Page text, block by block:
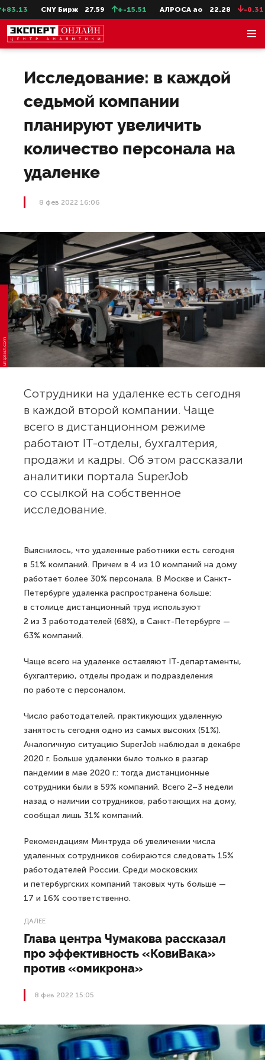
CNY Бирж 27.59 +-15.51 АЛРОСА ао 22.28 -0.31
Исследование: в каждой
седьмой компании
планируют увеличить
количество персонала на
удаленке
8 фев 2022 16:06
unsplash.com
Сотрудники на удаленке есть сегодня
в каждой второй компании. Чаще
всего в дистанционном режиме
работают IT-отделы, бухгалтерия,
продажи и кадры. Об этом рассказали
аналитики портала SuperJob
со ссылкой на собственное
исследование.
Выяснилось, что удаленные работники есть сегодня
в 51% компаний. Причем в 4 из 10 компаний на дому
работает более 30% персонала. В Москве и Санкт-
Петербурге удаленка распространена больше:
в столице дистанционный труд используют
2 из 3 работодателей (68%), в Санкт-Петербурге —
63% компаний.
Чаще всего на удаленке оставляют IT-департаменты,
бухгалтерию, отделы продаж и подразделения
по работе с персоналом.
Число работодателей, практикующих удаленную
занятость сегодня одно из самых высоких (51%).
Аналогичную ситуацию SuperJob наблюдал в декабре
2020 г. Больше удаленки было только в разгар
пандемии в мае 2020 г.: тогда дистанционные
сотрудники были в 59% компаний. Всего 2–3 недели
назад о наличии сотрудников, работающих на дому,
сообщал лишь 31% компаний.
Рекомендациям Минтруда об увеличении числа
удаленных сотрудников собираются следовать 15%
работодателей России. Среди московских
и петербургских компаний таковых чуть больше —
17 и 16% соответственно.
ДАЛЕЕ
Глава центра Чумакова рассказал
про эффективность «КовиВака»
против «омикрона»
8 фев 2022 15:05